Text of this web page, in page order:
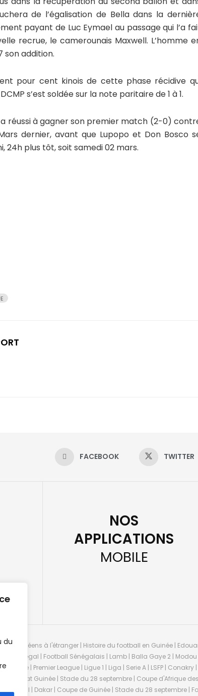
du
de l’égalisation de Bella dans la
payant de Luc Eymael au passage qui l’a
recrue, le camerounais Maxwell. L’homme
son addition.
pour cent kinois de cette phase récidive
s’est soldée sur la note paritaire de 1 à 1.
réussi à gagner son premier match (2-0)
dernier, avant que Lupopo et Don Bosco
24h plus tôt, soit samedi 02 mars.
FACEBOOK TWITTER
NOS
APPLICATIONS
MOBILE
guinéens à l'étranger | Histoire du football en Guinée |
Sénégal | Football Sénégalais | Lamb | Balla Gaye 2 | Modou
| Premier League | Ligue 1 | Liga | Serie A | LSFP |
Guinée | Stade du 28 septembre | Coupe d'Afrique
Senegal | Dakar | Coupe de Guinée | Stade du 28 septembre |